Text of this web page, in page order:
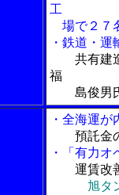
工
場で２７
・鉄道・
共有建
福
島俊男
・全海運
預託金
・「有力オ
運賃改
旭タ